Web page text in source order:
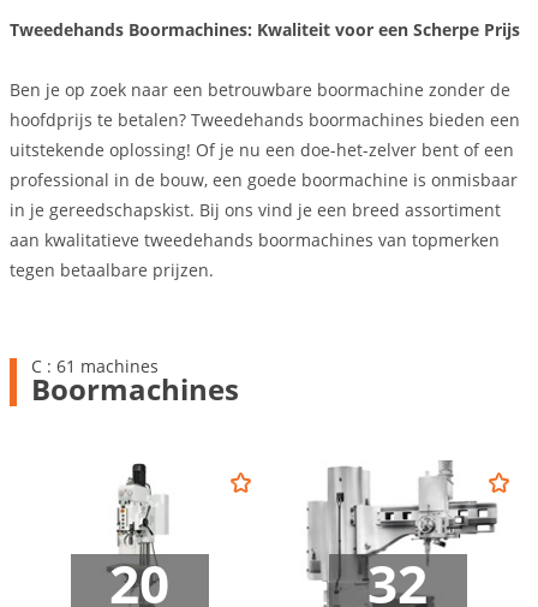
Tweedehands Boormachines: Kwaliteit voor een Scherpe Prijs
Ben je op zoek naar een betrouwbare boormachine zonder de
hoofdprijs te betalen? Tweedehands boormachines bieden een
uitstekende oplossing! Of je nu een doe-het-zelver bent of een
professional in de bouw, een goede boormachine is onmisbaar
in je gereedschapskist. Bij ons vind je een breed assortiment
aan kwalitatieve tweedehands boormachines van topmerken
tegen betaalbare prijzen.
C : 61 machines
Boormachines
20 32